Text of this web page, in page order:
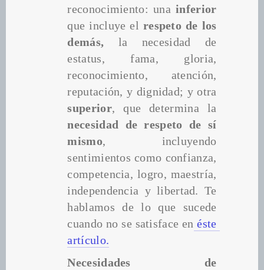
reconocimiento: una
que incluye el respeto de los
demás, la necesidad de
estatus, fama, gloria,
reconocimiento, atención,
superior, que determina la
necesidad de respeto de sí
mismo, incluyendo
sentimientos como confianza,
competencia, logro, maestría,
independencia y libertad. Te
hablamos de lo que sucede
cuando no se satisface en éste
artículo.
Necesidades de